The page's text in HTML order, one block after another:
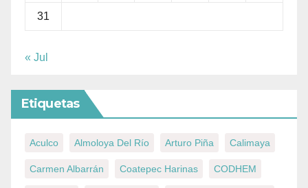
31
« Jul
Etiquetas
Aculco Almoloya Del Río Arturo Piña Calimaya
Carmen Albarrán Coatepec Harinas CODHEM